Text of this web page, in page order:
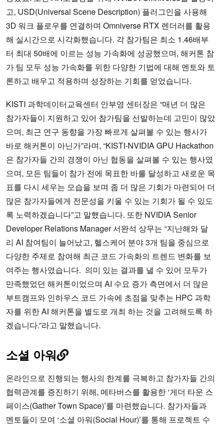
고, USD(Universal Scene Description) 플러그인을 사용해
3D 워크 플로우를 연결하며 Omniverse RTX 렌더러를 활용
해 실시간으로 시각화했습니다. 각 참가팀은 최소 1.46배부
터 최대 50배에 이르는 성능 가속화에 성공했으며, 해커톤 참
가 팀 모두 성능 가속화를 위한 다양한 기법에 대해 멘토와 토
론하고 배우고 적용하며 성장하는 기회를 얻었습니다.
KISTI 과학데이터교육센터 안부영 센터장은 “매년 더 많은
참가자들이 지원하고 있어 참가팀을 선발하는데 고민이 많았
으며, 최근 연구 동향을 가장 빠르게 살펴볼 수 있는 행사가
바로 해커톤이 아닌가”라며, “KISTI-NVIDIA GPU Hackathon
은 참가자들 간의 경쟁이 아닌 협동을 살펴볼 수 있는 행사였
으며, 모든 팀들이 참가 전에 목표한 바를 달성하고 새로운 목
표를 다시 세우는 모습을 보며 좀 더 많은 기회가 마련되어 더
많은 참가자들에게 전문성을 키울 수 있는 기회가 될 수 있도
록 노력하겠습니다”고 말했습니다. 또한 NVIDIA Senior
Developer Relations Manager 서완석 상무는 “지난해와 달
리 AI 참여팀이 늘어났고, 헬스케어 분야 3개 팀을 중심으로
다양한 주제로 참여해 최근 코드 가속화의 트렌드 변화를 보
여주는 행사였습니다. 의미 있는 결과를 낼 수 있어 모두가
만족했었던 해커톤이었으며 AI 수요 증가 측면에서 더 많은
부트캠프와 인하우스 코드 가속에 초점을 맞추는 HPC 과학
자를 위한 AI 해커톤을 별도로 개최 하는 것을 고려해도록 하
겠습니다.”라고 말했습니다.
소셜 아워
온라인으로 진행되는 행사의 한계를 극복하고 참가자들 간의
협력관계를 증진하기 위해, 메타버스를 활용한 ‘게더 타운 스
페이스(Gather Town Space)’를 마련했습니다. 참가자들과
멘토들이 모여 ‘소셜 아워(Social Hour)’를 통해 프로젝트 수